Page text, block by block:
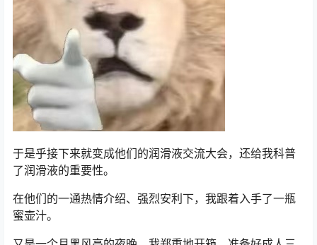
于是乎接下来就变成他们的润滑液交流大会，还给我科普
了润滑液的重要性。
在他们的一通热情介绍、强烈安利下，我跟着入手了一瓶
蜜壶汁。